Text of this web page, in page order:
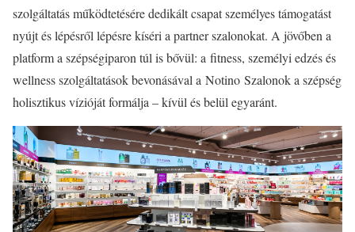
szolgáltatás működtetésére dedikált csapat személyes támogatást
nyújt és lépésről lépésre kíséri a partner szalonokat. A jövőben a
platform a szépségiparon túl is bővül: a fitness, személyi edzés és
wellness szolgáltatások bevonásával a Notino Szalonok a szépség
holisztikus vízióját formálja – kívül és belül egyaránt.